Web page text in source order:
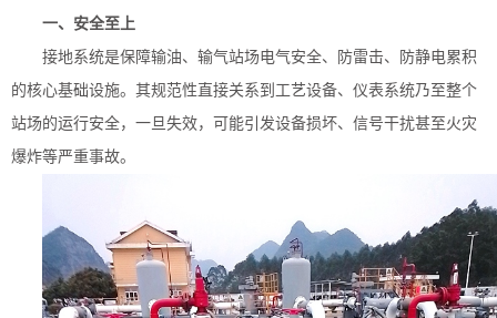
一、安全至上
接地系统是保障输油、输气站场电气安全、防雷击、防静电累积
的核心基础设施。其规范性直接关系到工艺设备、仪表系统乃至整个
站场的运行安全，一旦失效，可能引发设备损坏、信号干扰甚至火灾
爆炸等严重事故。